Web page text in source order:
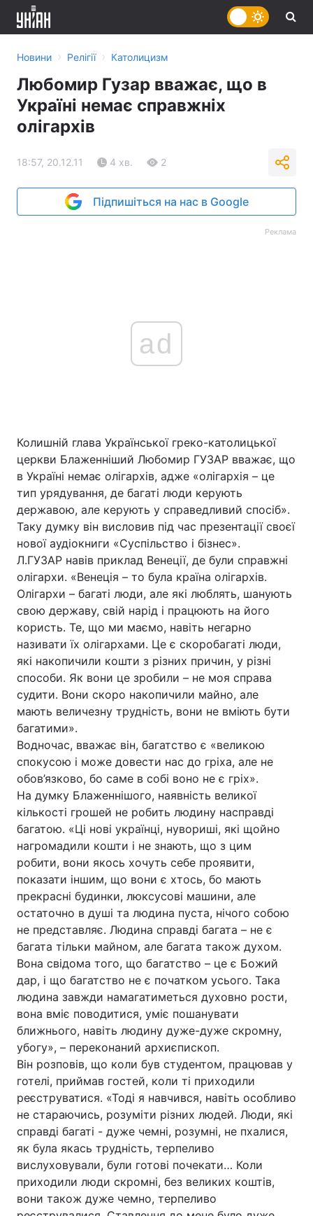
Україна Політика
Економіка Світ
Спорт Наука
Техно і зв'язок Лайт
Зброя Інциденти
Здоров'я
Цікавинки Погода
Екологія Регіони
Лонгріди
Відео з Youtube
Інтерв'ю Думки
Архів Вакансії
Контакти
Послуги
Новини › Релігії › Католицизм
Любомир Гузар вважає, що в
Україні немає справжніх
олігархів
18:57, 20.12.11 4 хв. 2
Підпишіться на нас в Google
Реклама
ad
Колишній глава Української греко-католицької
церкви Блаженніший Любомир ГУЗАР вважає, що
в Україні немає олігархів, адже «олігархія – це
тип урядування, де багаті люди керують
державою, але керують у справедливий спосіб».
Таку думку він висловив під час презентації своєї
нової аудіокниги «Суспільство і бізнес».
Л.ГУЗАР навів приклад Венеції, де були справжні
олігархи. «Венеція – то була країна олігархів.
Олігархи – багаті люди, але які люблять, шанують
свою державу, свій нарід і працюють на його
користь. Те, що ми маємо, навіть негарно
називати їх олігархами. Це є скоробагаті люди,
які накопичили кошти з різних причин, у різні
способи. Як вони це зробили – не моя справа
судити. Вони скоро накопичили майно, але
мають величезну трудність, вони не вміють бути
багатими».
Водночас, вважає він, багатство є «великою
спокусою і може довести нас до гріха, але не
обов’язково, бо саме в собі воно не є гріх».
На думку Блаженнішого, наявність великої
кількості грошей не робить людину насправді
багатою. «Ці нові українці, нувориші, які щойно
нагромадили кошти і не знають, що з цим
робити, вони якось хочуть себе проявити,
показати іншим, що вони є хтось, бо мають
прекрасні будинки, люксусові машини, але
остаточно в душі та людина пуста, нічого собою
не представляє. Людина справді багата – не є
багата тільки майном, але багата також духом.
Вона свідома того, що багатство – це є Божий
дар, і що багатство не є початком усього. Така
людина завжди намагатиметься духовно рости,
вона вміє поводитися, уміє пошанувати
ближнього, навіть людину дуже-дуже скромну,
убогу», – переконаний архиєпископ.
Він розповів, що коли був студентом, працював у
готелі, приймав гостей, коли ті приходили
реєструватися. «Тоді я навчився, навіть особливо
не стараючись, розуміти різних людей. Люди, які
справді багаті - дуже чемні, розумні, не пхалися,
як була якась трудність, терпеливо
вислуховували, були готові почекати… Коли
приходили люди скромні, без великих коштів,
вони також дуже чемно, терпеливо